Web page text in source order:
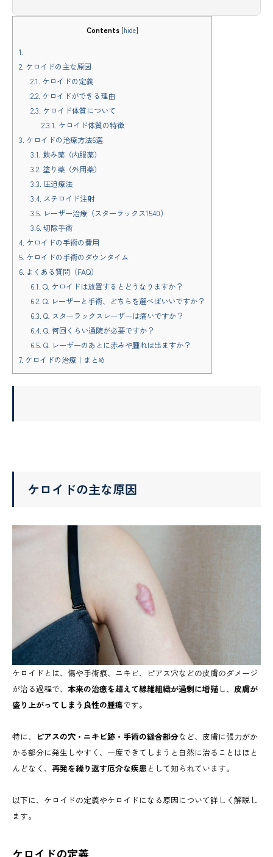
Contents [hide]
1.
2. ケロイドの主な原因
2.1. ケロイドの定義
2.2. ケロイドができる理由
2.3. ケロイド体質について
2.3.1. ケロイド体質の特徴
3. ケロイドの治療方法6選
3.1. 飲み薬（内服薬）
3.2. 塗り薬（外用薬）
3.3. 圧迫療法
3.4. ステロイド注射
3.5. レーザー治療（スターラックス1540）
3.6. 切除手術
4. ケロイドの手術の費用
5. ケロイドの手術のダウンタイム
6. よくある質問（FAQ）
6.1. Q. ケロイドは放置するとどうなりますか？
6.2. Q. レーザーと手術、どちらを選べばいいですか？
6.3. Q. スターラックスレーザーは痛いですか？
6.4. Q. 何回くらい通院が必要ですか？
6.5. Q. レーザーのあとに赤みや腫れは出ますか？
7. ケロイドの治療｜まとめ
ケロイドの主な原因
ケロイドとは、傷や手術痕、ニキビ、ピアス穴などの皮膚のダメージ
が治る過程で、 本来の治癒を超えて線維組織が過剰に増殖 し、 皮膚が
盛り上がってしまう良性の腫瘍です。
特に、 ピアスの穴・ニキビ跡・手術の縫合部分など、皮膚に張力がか
かる部分に発生しやすく、一度できてしまうと自然に治ることはほと
んどなく、 再発を繰り返す厄介な疾患として知られています。
以下に、ケロイドの定義やケロイドになる原因について詳しく解説し
ます。
ケロイドの定義